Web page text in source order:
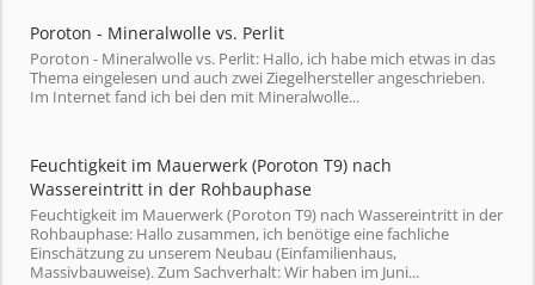
Poroton - Mineralwolle vs. Perlit
Poroton - Mineralwolle vs. Perlit: Hallo, ich habe mich etwas in das
Thema eingelesen und auch zwei Ziegelhersteller angeschrieben.
Im Internet fand ich bei den mit Mineralwolle...
Feuchtigkeit im Mauerwerk (Poroton T9) nach
Wassereintritt in der Rohbauphase
Feuchtigkeit im Mauerwerk (Poroton T9) nach Wassereintritt in der
Rohbauphase: Hallo zusammen, ich benötige eine fachliche
Einschätzung zu unserem Neubau (Einfamilienhaus,
Massivbauweise). Zum Sachverhalt: Wir haben im Juni...